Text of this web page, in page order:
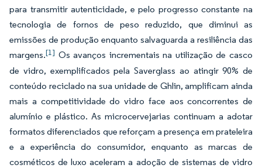
para transmitir autenticidade, e pelo progresso constante na
tecnologia de fornos de peso reduzido, que diminui as
emissões de produção enquanto salvaguarda a resiliência das
margens.[1] Os avanços incrementais na utilização de casco
de vidro, exemplificados pela Saverglass ao atingir 90% de
conteúdo reciclado na sua unidade de Ghlin, amplificam ainda
mais a competitividade do vidro face aos concorrentes de
alumínio e plástico. As microcervejarias continuam a adotar
formatos diferenciados que reforçam a presença em prateleira
e a experiência do consumidor, enquanto as marcas de
cosméticos de luxo aceleram a adoção de sistemas de vidro